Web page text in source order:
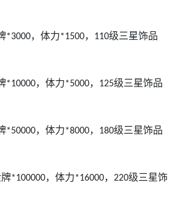
*3000，体力*1500， 110级三星饰品
*10000，体力*5000， 125级三星饰品
*50000，体力*8000， 180级三星饰品
*100000，体力*16000， 220级三星饰